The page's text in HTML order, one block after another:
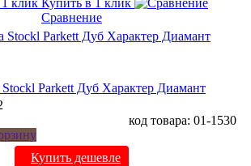
Купить в 1 клик
Сравнение
Stockl Parkett Дуб Характер Диамант
код товара: 01-1530
Купить дешевле